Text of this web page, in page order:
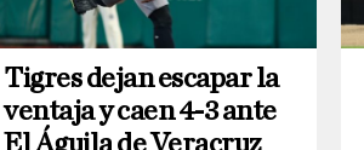
Tigres dejan escapar la
ventaja y caen 4-3 ante